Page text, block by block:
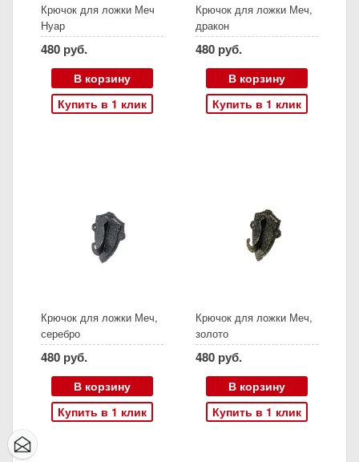
Крючок для ложки Меч
Нуар
480 руб.
В корзину
Купить в 1 клик
Крючок для ложки Меч,
дракон
480 руб.
В корзину
Купить в 1 клик
Крючок для ложки Меч,
серебро
480 руб.
В корзину
Купить в 1 клик
Крючок для ложки Меч,
золото
480 руб.
В корзину
Купить в 1 клик